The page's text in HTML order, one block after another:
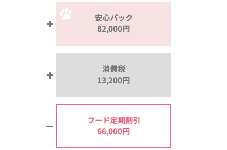
安心パック
82,000円
消費税
13,200円
フード定期割引
66,000円